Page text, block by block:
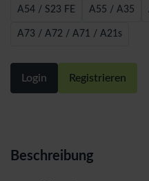
A54 / S23 FE A55 / A35
A73 / A72 / A71 / A21s
Login Registrieren
Beschreibung